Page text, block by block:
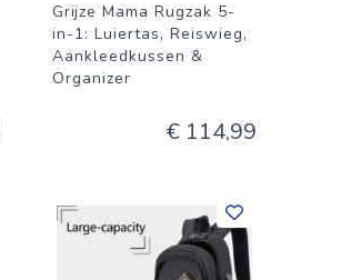
Grijze Mama Rugzak 5-
in-1: Luiertas, Reiswieg,
Aankleedkussen &
Organizer
€ 114,99